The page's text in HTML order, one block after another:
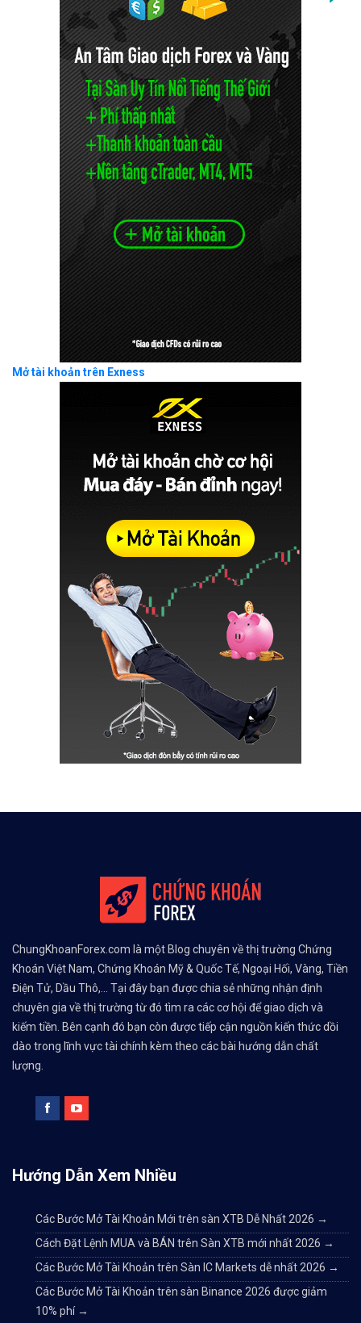
Mở tài khoản trên Exness
ChungKhoanForex.com là một Blog chuyên về thị trường Chứng
Khoán Việt Nam, Chứng Khoán Mỹ & Quốc Tế, Ngoại Hối, Vàng, Tiền
Điện Tử, Dầu Thô,... Tại đây bạn được chia sẻ những nhận định
chuyên gia về thị trường từ đó tìm ra các cơ hội để giao dịch và
kiếm tiền. Bên cạnh đó bạn còn được tiếp cận nguồn kiến thức dồi
dào trong lĩnh vực tài chính kèm theo các bài hướng dẫn chất
lượng.
Hướng Dẫn Xem Nhiều
Các Bước Mở Tài Khoản Mới trên sàn XTB Dễ Nhất 2026 →
Cách Đặt Lệnh MUA và BÁN trên Sàn XTB mới nhất 2026 →
Các Bước Mở Tài Khoản trên Sàn IC Markets dễ nhất 2026 →
Các Bước Mở Tài Khoản trên sàn Binance 2026 được giảm
10% phí →